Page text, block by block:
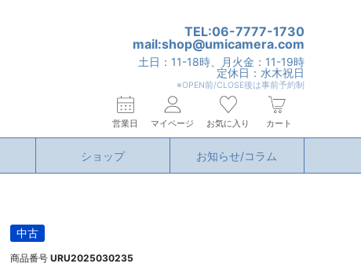
TEL:06-7777-1730
mail:shop@umicamera.com
土日：11-18時、月火金：11-19時
定休日：水木祝日
※OPEN前/CLOSE後は事前予約制
営業日 マイページ お気に入り カート
ショップ お知らせ/コラム
中古
商品番号 URU2025030235